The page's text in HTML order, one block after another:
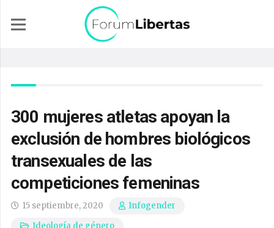
300 mujeres atletas apoyan la
exclusión de hombres biológicos
transexuales de las
competiciones femeninas
15 septiembre, 2020
Infogender
Ideología de género